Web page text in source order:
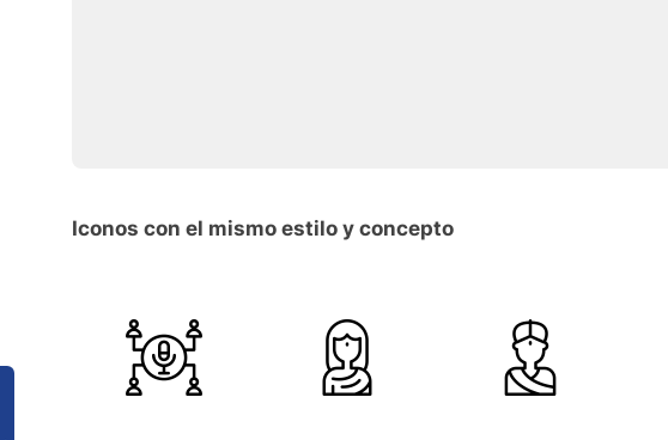
Iconos con el mismo estilo y concepto